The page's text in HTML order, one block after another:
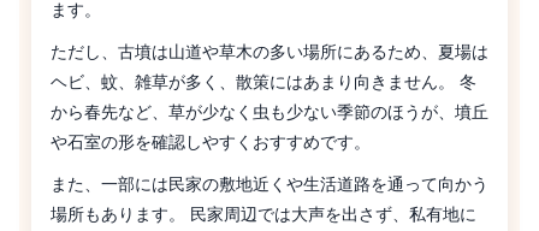
ます。
ただし、古墳は山道や草木の多い場所にあるため、夏場は
ヘビ、蚊、雑草が多く、散策にはあまり向きません。 冬
から春先など、草が少なく虫も少ない季節のほうが、墳丘
や石室の形を確認しやすくおすすめです。
また、一部には民家の敷地近くや生活道路を通って向かう
場所もあります。 民家周辺では大声を出さず、私有地に